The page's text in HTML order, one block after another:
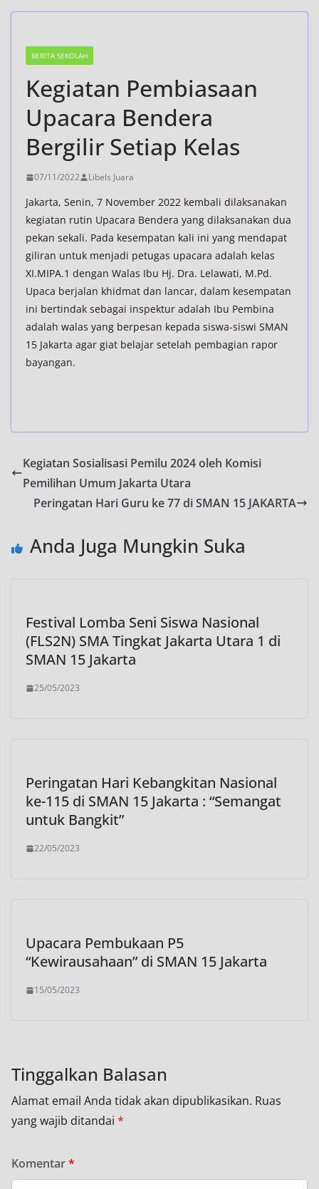
BERITA SEKOLAH
Kegiatan Pembiasaan
Upacara Bendera
Bergilir Setiap Kelas
07/11/2022 Libels Juara
Jakarta, Senin, 7 November 2022 kembali dilaksanakan
kegiatan rutin Upacara Bendera yang dilaksanakan dua
pekan sekali. Pada kesempatan kali ini yang mendapat
giliran untuk menjadi petugas upacara adalah kelas
XI.MIPA.1 dengan Walas Ibu Hj. Dra. Lelawati, M.Pd.
Upaca berjalan khidmat dan lancar, dalam kesempatan
ini bertindak sebagai inspektur adalah Ibu Pembina
adalah walas yang berpesan kepada siswa-siswi SMAN
15 Jakarta agar giat belajar setelah pembagian rapor
bayangan.
Kegiatan Sosialisasi Pemilu 2024 oleh Komisi
Pemilihan Umum Jakarta Utara
Peringatan Hari Guru ke 77 di SMAN 15 JAKARTA
Anda Juga Mungkin Suka
Festival Lomba Seni Siswa Nasional
(FLS2N) SMA Tingkat Jakarta Utara 1 di
SMAN 15 Jakarta
25/05/2023
Peringatan Hari Kebangkitan Nasional
ke-115 di SMAN 15 Jakarta : “Semangat
untuk Bangkit”
22/05/2023
Upacara Pembukaan P5
“Kewirausahaan” di SMAN 15 Jakarta
15/05/2023
Tinggalkan Balasan
Alamat email Anda tidak akan dipublikasikan. Ruas
yang wajib ditandai *
Komentar*